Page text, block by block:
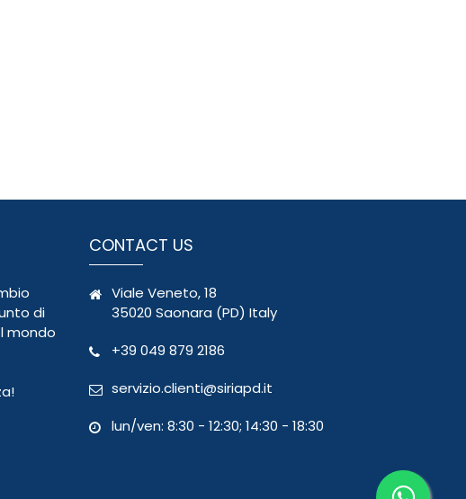
di
mondo
CONTACT US
Viale Veneto, 18
35020 Saonara (PD) Italy
+39 049 879 2186
servizio.clienti@siriapd.it
lun/ven: 8:30 - 12:30; 14:30 - 18:30